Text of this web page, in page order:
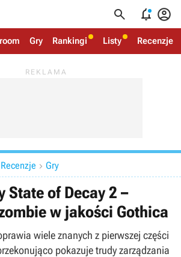
  
Gry Rankingi Listy Recenzje
Recenzje  Gry
State of Decay 2 –
w jakości Gothica
wiele znanych z pierwszej części
pokazuje trudy zarządzania